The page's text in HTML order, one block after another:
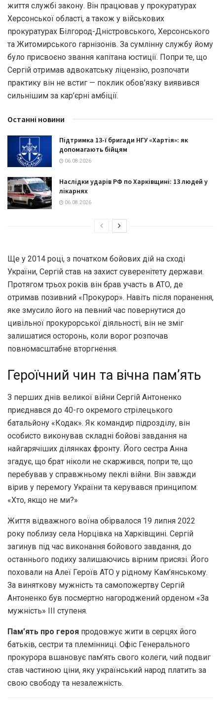
життя службі закону. Він працював у прокуратурах
Херсонської області, а також у військових
прокуратурах Білгород-Дністровського, Херсонського
та Житомирського гарнізонів. За сумлінну службу йому
було присвоєно звання капітана юстиції. Попри те, що
Сергій отримав адвокатську ліцензію, розпочати
практику він не встиг — поклик обов’язку виявився
сильнішим за кар’єрні амбіції.
Останні новини
Підтримка 13-ї бригади НГУ «Хартія»: як
допомагають бійцям
06.08.2026
Наслідки ударів РФ по Харківщині: 13 людей у
лікарнях
06.08.2026
Ще у 2014 році, з початком бойових дій на сході
України, Сергій став на захист суверенітету держави.
Протягом трьох років він брав участь в АТО, де
отримав позивний «Прокурор». Навіть після поранення,
яке змусило його на певний час повернутися до
цивільної прокурорської діяльності, він не зміг
залишатися осторонь, коли ворог розпочав
повномасштабне вторгнення.
Героїчний чин та вічна пам’ять
З перших днів великої війни Сергій Антоненко
приєднався до 40-го окремого стрілецького
батальйону «Кодак». Як командир підрозділу, він
особисто виконував складні бойові завдання на
найгарячіших ділянках фронту. Його сестра Анна
згадує, що брат ніколи не скаржився, попри те, що
перебував у справжньому пеклі війни. Він завжди
вірив у перемогу України та керувався принципом:
«Хто, якщо не ми?»
Життя відважного воїна обірвалося 19 липня 2022
року поблизу села Норцівка на Харківщині. Сергій
загинув під час виконання бойового завдання, до
останнього подиху залишаючись вірним присязі. Його
поховали на Алеї Героїв АТО у рідному Кам’янському.
За виняткову мужність та самопожертву Сергій
Антоненко був посмертно нагороджений орденом «За
мужність» ІІІ ступеня.
Пам’ять про героя продовжує жити в серцях його
батьків, сестри та племінниці. Офіс Генерального
прокурора вшановує пам’ять свого колеги, чий подвиг
став частиною ціни, яку український народ платить за
свою свободу та незалежність.